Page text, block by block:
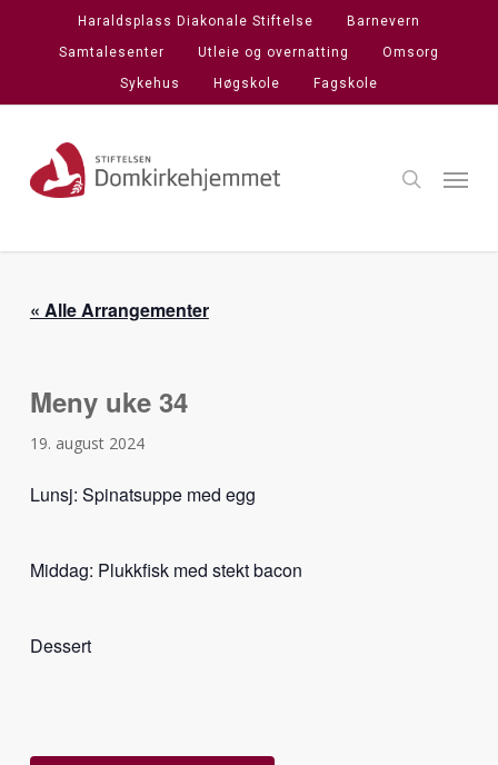
content
Haraldsplass Diakonale Stiftelse
Barnevern
Samtalesenter
Utleie og overnatting
Omsorg
Sykehus
Høgskole Fagskole
Menu
« Alle Arrangementer
Meny uke 34
19. august 2024
Lunsj: Spinatsuppe med egg
Middag: Plukkfisk med stekt bacon
Dessert